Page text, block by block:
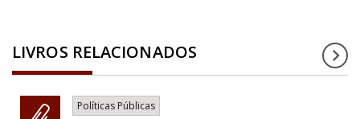
LIVROS RELACIONADOS
Políticas Públicas